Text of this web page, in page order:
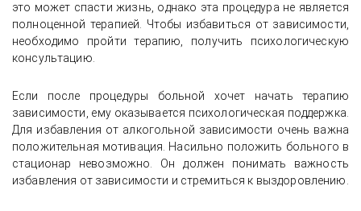
это может спасти жизнь, однако эта процедура не является
полноценной терапией. Чтобы избавиться от зависимости,
необходимо пройти терапию, получить психологическую
консультацию.
Если после процедуры больной хочет начать терапию
зависимости, ему оказывается психологическая поддержка.
Для избавления от алкогольной зависимости очень важна
положительная мотивация. Насильно положить больного в
стационар невозможно. Он должен понимать важность
избавления от зависимости и стремиться к выздоровлению.